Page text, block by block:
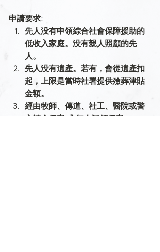
申請要求:
先人没有申領綜合社會保障援助的
低收入家庭。没有親人照顧的先
人。
先人没有遺產。若有，會從遺產扣
起，上限是當時社署提供殮葬津貼
金額。
經由牧師、傳道、社工、醫院或警
方轉介個案 或 無人認領個案。